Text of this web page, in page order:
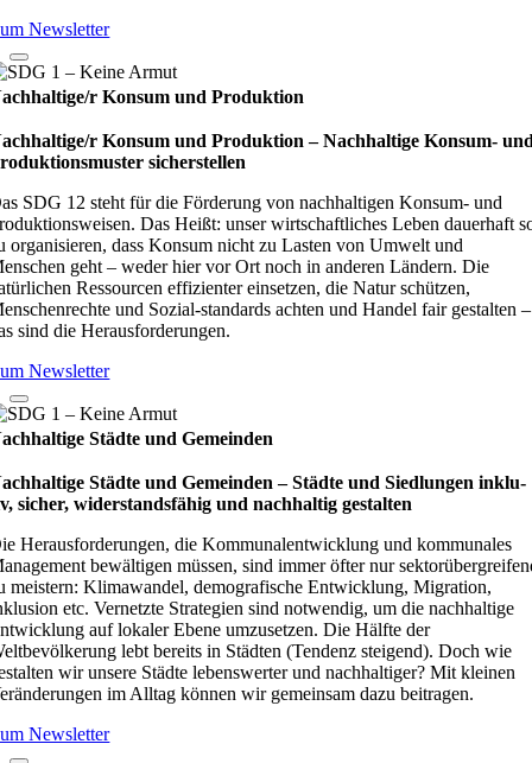
Newsletter
r Konsum und Produktion
r Konsum und Produktion – Nach­hal­tige Kon­sum-
sicher­stel­len
SDG 12 steht für die Förderung von nachhaltigen Konsum- und
Das Heißt: unser wirtschaftliches Leben dauerhaft
organisieren, dass Konsum nicht zu Lasten von Umwelt und
geht – weder hier vor Ort noch in anderen Ländern. Die
Ressourcen effizienter einsetzen, die Natur schützen,
und Sozial-standards achten und Handel fair gestalten –
sind die Herausforderungen.
Newsletter
Städte und Gemeinden
Städte und Gemeinden – Städte und Sied­lun­gen inklu­
sicher, wider­stands­fä­hig und nach­hal­tig gestal­ten
Herausforderungen, die Kommunalentwicklung und kommunales
bewältigen müssen, sind immer öfter nur
meistern: Klimawandel, demografische Entwicklung, Migration,
etc. Vernetzte Strategien sind notwendig, um die nachhaltige
auf lokaler Ebene umzusetzen. Die Hälfte der
lebt bereits in Städten (Tendenz steigend). Doch wie
wir unsere Städte lebenswerter und nachhaltiger? Mit kleinen
im Alltag können wir gemeinsam dazu beitragen.
Newsletter